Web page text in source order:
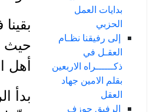
بدايات العمل
الحزبي
إلى رفيقنا نظـام
العقـل في
ذكــــــراه الاربعين
بقلم الامين جهاد
العقل
الرفيق جوزف
حيث
أهل
بدأ